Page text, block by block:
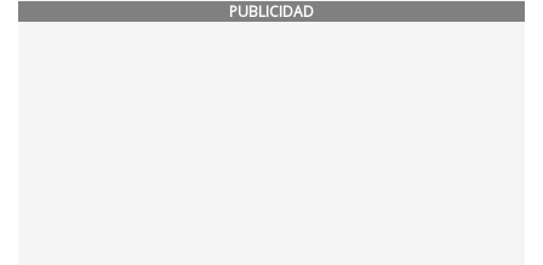
PUBLICIDAD